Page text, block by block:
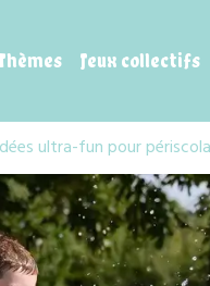
Jeux collectifs
ultra-fun pour